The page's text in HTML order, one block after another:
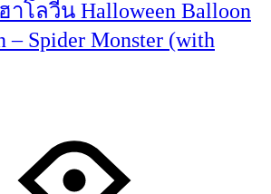
าโลวีน Halloween Balloon
– Spider Monster (with